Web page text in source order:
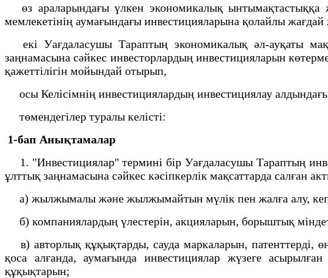
өз араларындағы үлкен экономикалық ынтымақтастыққа
мемлекетінің аумағындағы инвестицияларына қолайлы
екі Уағдаласушы Тараптың экономикалық әл-ауқаты
заңнамасына сәйкес инвесторлардың инвестицияларын
қажеттілігін мойындай отырып,
осы Келісімнің инвестициялардың инвестициялау
төмендегілер туралы келісті:
1-бап Анықтамалар
1. "Инвестициялар" термині бір Уағдаласушы Тараптың
ұлттық заңнамасына сәйкес кәсіпкерлік мақсаттарда салған
а) жылжымалы және жылжымайтын мүлік пен жалға алу,
б) компаниялардың үлестерін, акцияларын, борыштық
в) авторлық құқықтарды, сауда маркаларын, патенттерді,
қоса алғанда, аумағында инвестициялар жүзеге
құқықтарын;